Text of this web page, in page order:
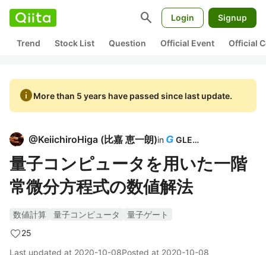
search Login Signup
Trend Stock List Question Official Event Official
infoMore than 5 years have passed since last update.
@KeiichiroHiga (比嘉 恵一朗)in GLEAP
量子コンピュータを用いた一階
常微分方程式の数値解法
数値計算 量子コンピュータ
量子ゲート
25
Last updated at 2020-10-08Posted at 2020-10-08